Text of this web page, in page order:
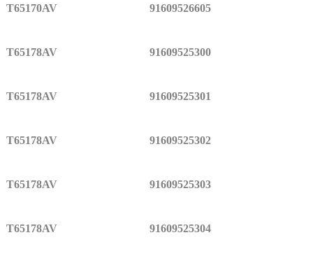
T65170AV 91609526605
T65178AV 91609525300
T65178AV 91609525301
T65178AV 91609525302
T65178AV 91609525303
T65178AV 91609525304